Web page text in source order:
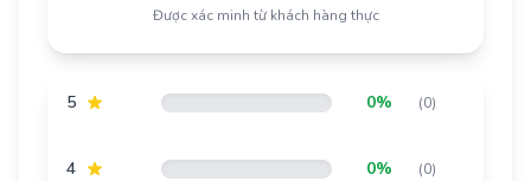
Được xác minh từ khách hàng thực
5 0% (0)
4 0% (0)